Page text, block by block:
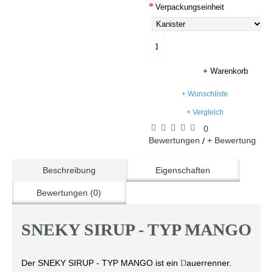
Verpackungseinheit
+ Warenkorb
+ Wunschliste
+ Vergleich
0
Bewertungen / + Bewertung
Beschreibung Eigenschaften
Bewertungen (0)
SNEKY SIRUP - TYP MANGO
Der SNEKY SIRUP - TYP MANGO ist ein Dauerrenner.